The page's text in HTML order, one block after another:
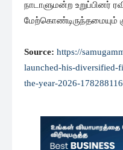
நாடாளுமன்ற உறுப்பினர்
மேற்கொண்டிருந்தமையும்
Source: https://
launched-his-diversified-
the-year-2026-